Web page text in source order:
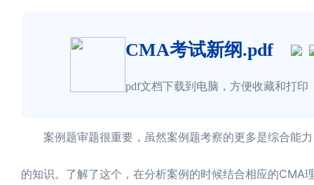
CMA考试新纲.pdf
pdf文档下载到电脑，方便收藏和打印
案例题审题很重要，虽然案例题考察的更多是综合能力
的知识。了解了这个，在分析案例的时候结合相应的CMA